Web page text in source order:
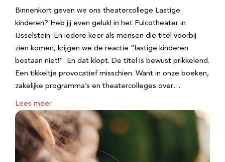
Binnenkort geven we ons theatercollege Lastige
kinderen? Heb jij even geluk! in het Fulcotheater in
IJsselstein. En iedere keer als mensen die titel voorbij
zien komen, krijgen we de reactie “lastige kinderen
bestaan niet!”. En dat klopt. De titel is bewust prikkelend.
Een tikkeltje provocatief misschien. Want in onze boeken,
zakelijke programma’s en theatercolleges over…
Lees meer